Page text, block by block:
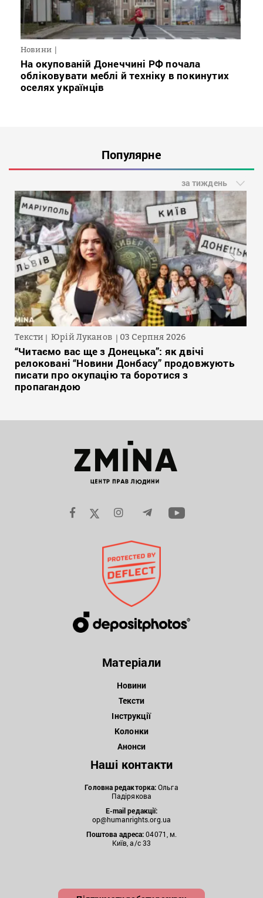
Новини
На окупованій Донеччині РФ почала
обліковувати меблі й техніку в покинутих
оселях українців
Популярне
за тиждень
Тексти Юрій Луканов 03 Серпня 2026
“Читаємо вас ще з Донецька”: як двічі
релоковані “Новини Донбасу” продовжують
писати про окупацію та боротися з
пропагандою
Матеріали
Новини
Тексти
Інструкції
Колонки
Анонси
Наші контакти
Головна редакторка:Ольга
Падірякова
E-mail редакції:
op@humanrights.org.ua
Поштова адреса:04071, м.
Київ, а/с 33